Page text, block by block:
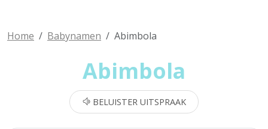
Home Babynamen Abimbola
Abimbola
BELUISTER UITSPRAAK